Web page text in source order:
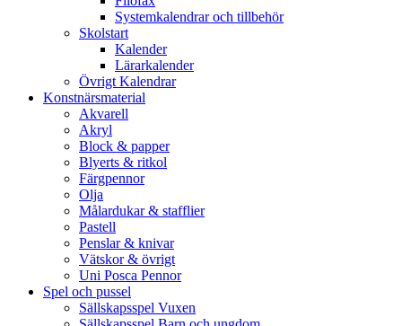
Systemkalendrar och tillbehör
Skolstart
Kalender
Lärarkalender
Övrigt Kalendrar
Konstnärsmaterial
Akvarell
Akryl
Block & papper
Blyerts & ritkol
Färgpennor
Olja
Målardukar & stafflier
Pastell
Penslar & knivar
Vätskor & övrigt
Uni Posca Pennor
Spel och pussel
Sällskapsspel Vuxen